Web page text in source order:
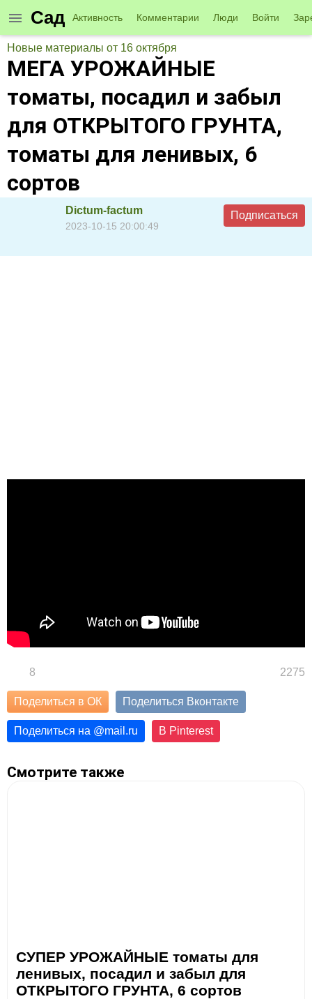
Сад Активность Комментарии Люди Войти
Новые материалы от 16 октября
МЕГА УРОЖАЙНЫЕ
томаты, посадил и забыл
для ОТКРЫТОГО ГРУНТА,
томаты для ленивых, 6
сортов
Dictum-factum
2023-10-15 20:00:49
Подписаться
8 2275
Поделиться в ОК Поделиться Вконтакте
Поделиться на @mail.ru В Pinterest
Смотрите также
СУПЕР УРОЖАЙНЫЕ томаты для
ленивых, посадил и забыл для
ОТКРЫТОГО ГРУНТА, 6 сортов